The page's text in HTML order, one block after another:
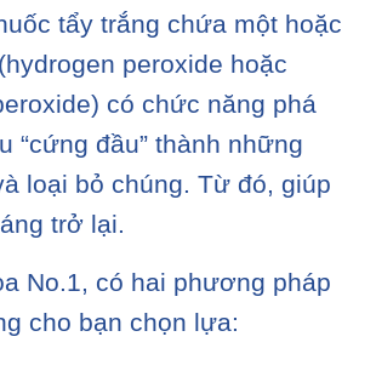
tẩy trắng chứa một hoặc
peroxide hoặc
có chức năng phá
“cứng đầu” thành những
loại bỏ chúng. Từ đó, giúp
trở lại.
No.1, có hai phương pháp
cho bạn chọn lựa: